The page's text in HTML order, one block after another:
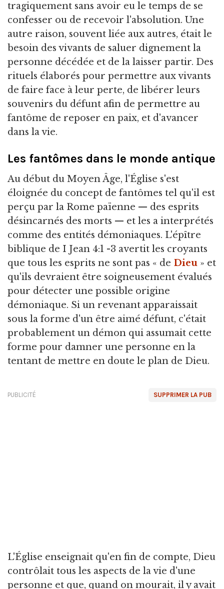
tragiquement sans avoir eu le temps de se
confesser ou de recevoir l'absolution. Une
autre raison, souvent liée aux autres, était le
besoin des vivants de saluer dignement la
personne décédée et de la laisser partir. Des
rituels élaborés pour permettre aux vivants
de faire face à leur perte, de libérer leurs
souvenirs du défunt afin de permettre au
fantôme de reposer en paix, et d'avancer
dans la vie.
Les fantômes dans le monde antique
Au début du Moyen Âge, l'Église s'est
éloignée du concept de fantômes tel qu'il est
perçu par la Rome païenne — des esprits
désincarnés des morts — et les a interprétés
comme des entités démoniaques. L'épître
biblique de I Jean 4:1 -3 avertit les croyants
que tous les esprits ne sont pas « de Dieu » et
qu'ils devraient être soigneusement évalués
pour détecter une possible origine
démoniaque. Si un revenant apparaissait
sous la forme d'un être aimé défunt, c'était
probablement un démon qui assumait cette
forme pour damner une personne en la
tentant de mettre en doute le plan de Dieu.
SUPPRIMER LA PUB
PUBLICITÉ
L'Église enseignait qu'en fin de compte, Dieu
contrôlait tous les aspects de la vie d'une
personne et que, quand on mourait, il y avait